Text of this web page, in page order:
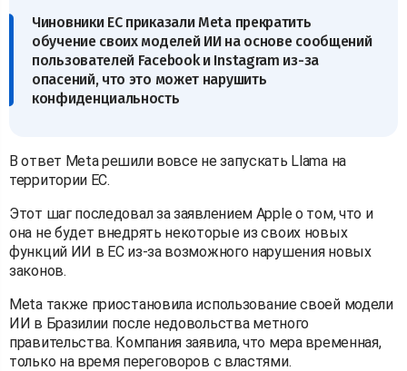
Чиновники ЕС приказали Meta прекратить
обучение своих моделей ИИ на основе сообщений
пользователей Facebook и Instagram из-за
опасений, что это может нарушить
конфиденциальность
В ответ Meta решили вовсе не запускать Llama на
территории ЕС.
Этот шаг последовал за заявлением Apple о том, что и
она не будет внедрять некоторые из своих новых
функций ИИ в ЕС из-за возможного нарушения новых
законов.
Meta также приостановила использование своей модели
ИИ в Бразилии после недовольства метного
правительства. Компания заявила, что мера временная,
только на время переговоров с властями.